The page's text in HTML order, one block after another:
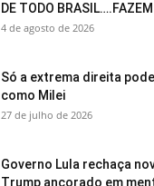
DE TODO
4 de agosto de 2026
Só a extrema direita
como Milei
27 de julho de 2026
Governo Lula rechaça
Trump ancorado em